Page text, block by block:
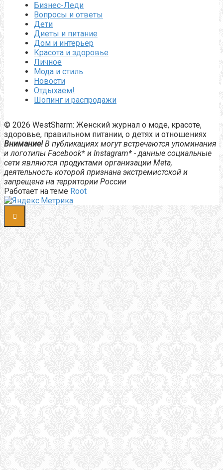
Бизнес-Леди
Вопросы и ответы
Дети
Диеты и питание
Дом и интерьер
Красота и здоровье
Личное
Мода и стиль
Новости
Отдыхаем!
Шопинг и распродажи
© 2026 WestSharm: Женский журнал о моде, красоте,
здоровье, правильном питании, о детях и отношениях
Внимание!В публикациях могут встречаются упоминания
и логотипы Facebook* и Instagram* - данные социальные
сети являются продуктами организации Meta,
деятельность которой признана экстремистской и
запрещена на территории России
Работает на теме Root